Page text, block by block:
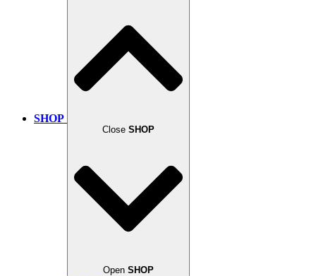
SHOP
Close SHOP
Open SHOP